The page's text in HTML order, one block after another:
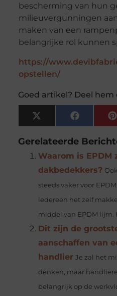
bescherming van hun
milieuvergunningen
maken van een
belangrijke rol kunnen
https://
opstellen/
Goed artikel? Deel hem
X
(Twitter)
Facebook
Gerelateerde
Waarom is EPDM
dakbedekkers?
steeds vaker voor
iedereen het zelf
middel van EPDM lijm.
Dit zijn de
aanschaffen van
handlier Je zal het
denken, maar
belangrijk op de